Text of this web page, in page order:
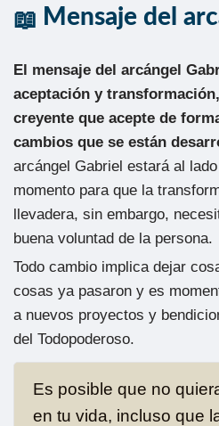
Mensaje del
El mensaje del arcángel
aceptación y
creyente que acepte de
cambios que se están
arcángel Gabriel estará al
momento para que la
llevadera, sin embargo,
buena voluntad de la persona.
Todo cambio implica dejar
cosas ya pasaron y es
a nuevos proyectos y
del Todopoderoso.
Es posible que no
en tu vida, incluso que